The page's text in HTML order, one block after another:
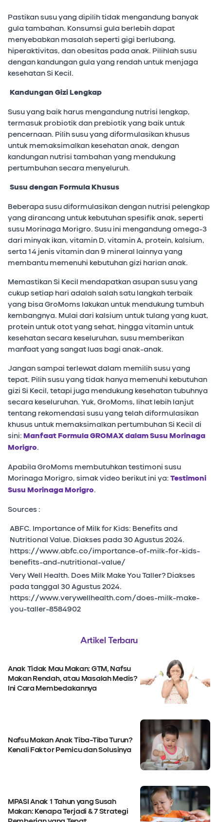
Pastikan susu yang dipilih tidak mengandung banyak
gula tambahan. Konsumsi gula berlebih dapat
menyebabkan masalah seperti gigi berlubang,
hiperaktivitas, dan obesitas pada anak. Pilihlah susu
dengan kandungan gula yang rendah untuk menjaga
kesehatan Si Kecil.
Kandungan Gizi Lengkap
Susu yang baik harus mengandung nutrisi lengkap,
termasuk probiotik dan prebiotik yang baik untuk
pencernaan. Pilih susu yang diformulasikan khusus
untuk memaksimalkan kesehatan anak, dengan
kandungan nutrisi tambahan yang mendukung
pertumbuhan secara menyeluruh.
Susu dengan Formula Khusus
Beberapa susu diformulasikan dengan nutrisi pelengkap
yang dirancang untuk kebutuhan spesifik anak, seperti
susu Morinaga Morigro. Susu ini mengandung omega-3
dari minyak ikan, vitamin D, vitamin A, protein, kalsium,
serta 14 jenis vitamin dan 9 mineral lainnya yang
membantu memenuhi kebutuhan gizi harian anak.
Memastikan Si Kecil mendapatkan asupan susu yang
cukup setiap hari adalah salah satu langkah terbaik
yang bisa GroMoms lakukan untuk mendukung tumbuh
kembangnya. Mulai dari kalsium untuk tulang yang kuat,
protein untuk otot yang sehat, hingga vitamin untuk
kesehatan secara keseluruhan, susu memberikan
manfaat yang sangat luas bagi anak-anak.
Jangan sampai terlewat dalam memilih susu yang
tepat. Pilih susu yang tidak hanya memenuhi kebutuhan
gizi Si Kecil, tetapi juga mendukung kesehatan tubuhnya
secara keseluruhan. Yuk, GroMoms, lihat lebih lanjut
tentang rekomendasi susu yang telah diformulasikan
khusus untuk memaksimalkan pertumbuhan Si Kecil di
sini: Manfaat Formula GROMAX dalam Susu Morinaga
Morigro.
Apabila GroMoms membutuhkan testimoni susu
Morinaga Morigro, simak video berikut ini ya: Testimoni
Susu Morinaga Morigro.
Sources :
ABFC. Importance of Milk for Kids: Benefits and
Nutritional Value. Diakses pada 30 Agustus 2024.
https://www.abfc.co/importance-of-milk-for-kids-
benefits-and-nutritional-value/
Very Well Health. Does Milk Make You Taller? Diakses
pada tanggal 30 Agustus 2024.
https://www.verywellhealth.com/does-milk-make-
you-taller-8584902
Artikel Terbaru
Anak Tidak Mau Makan: GTM, Nafsu
Makan Rendah, atau Masalah Medis?
Ini Cara Membedakannya
Nafsu Makan Anak Tiba-Tiba Turun?
Kenali Faktor Pemicu dan Solusinya
MPASI Anak 1 Tahun yang Susah
Makan: Kenapa Terjadi & 7 Strategi